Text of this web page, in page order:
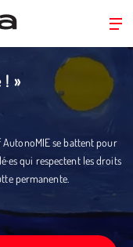
»
se battent pour
qui respectent les droits
permanente.